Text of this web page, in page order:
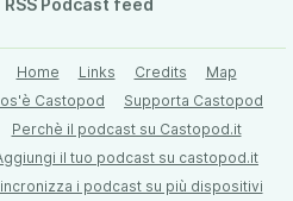
RSS Podcast feed
Home Links Credits
Map
Castopod
Supporta Castopod
Perchè il podcast su Castopod.it
il tuo podcast su castopod.it
i podcast su più dispositivi